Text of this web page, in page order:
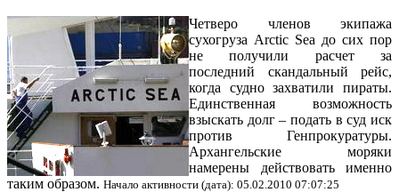
Четверо членов экипажа
сухогруза Arctic Sea до сих пор
не получили расчет за
последний скандальный рейс,
когда судно захватили пираты.
Единственная возможность
взыскать долг – подать в суд иск
против Генпрокуратуры.
Архангельские моряки
намерены действовать именно
таким образом. Начало активности (дата): 05.02.2010 07:07:25